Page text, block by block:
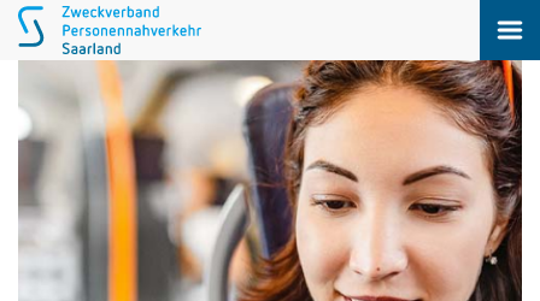
Startseite